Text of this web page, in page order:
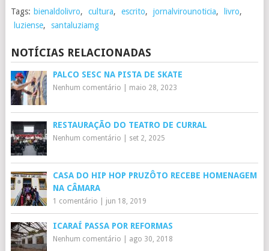
Tags: bienaldolivro, cultura, escrito, jornalvirounoticia, livro,
luziense, santaluziamg
NOTÍCIAS RELACIONADAS
PALCO SESC NA PISTA DE SKATE
Nenhum comentário maio 28, 2023
RESTAURAÇÃO DO TEATRO DE CURRAL
Nenhum comentário set 2, 2025
CASA DO HIP HOP PRUZÔTO RECEBE HOMENAGEM
NA CÂMARA
1 comentário jun 18, 2019
ICARAÍ PASSA POR REFORMAS
Nenhum comentário ago 30, 2018